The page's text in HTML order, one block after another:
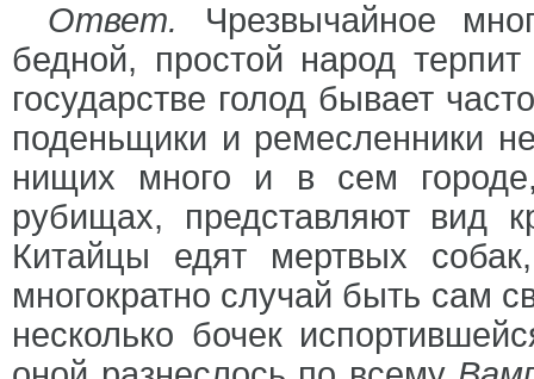
Ответ. Чрезвычайное
бедной, простой народ
государстве голод бывает
поденьщики и ремесленники
нищих много и в сем
рубищах, представляют вид
Китайцы едят мертвых
многократно случай быть сам
несколько бочек